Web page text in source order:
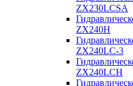
ZX230LCSA
ZX240H
ZX240LC-3
ZX240LCH